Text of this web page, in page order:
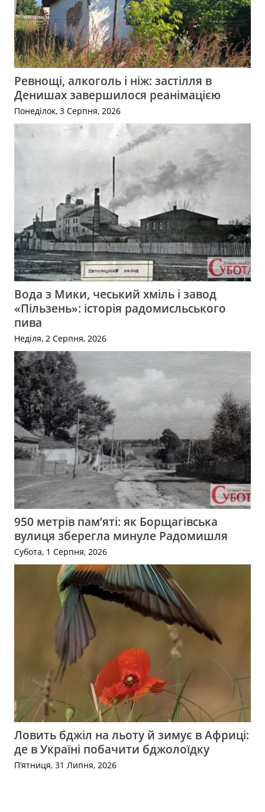
Ревнощі, алкоголь і ніж: застілля в
Денишах завершилося реанімацією
Понеділок, 3 Серпня, 2026
Вода з Мики, чеський хміль і завод
«Пільзень»: історія радомисльського
пива
Неділя, 2 Серпня, 2026
950 метрів пам’яті: як Борщагівська
вулиця зберегла минуле Радомишля
Субота, 1 Серпня, 2026
Ловить бджіл на льоту й зимує в Африці:
де в Україні побачити бджолоїдку
П’ятниця, 31 Липня, 2026